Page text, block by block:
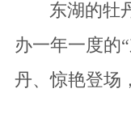
东湖的牡
办一年一度的
丹、惊艳登场